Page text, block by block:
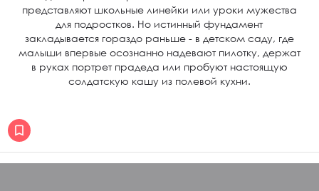
представляют школьные линейки или уроки мужества
для подростков. Но истинный фундамент
закладывается гораздо раньше - в детском саду, где
малыши впервые осознанно надевают пилотку, держат
в руках портрет прадеда или пробуют настоящую
солдатскую кашу из полевой кухни.